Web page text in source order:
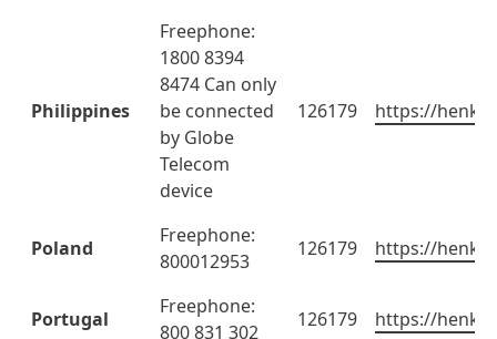
Philippines
Freephone:
1800 8394
8474 Can only
be connected
by Globe
Telecom
device
126179 https://
Poland
Freephone:
800012953
126179 https://
Portugal
Freephone:
800 831 302
126179 https://